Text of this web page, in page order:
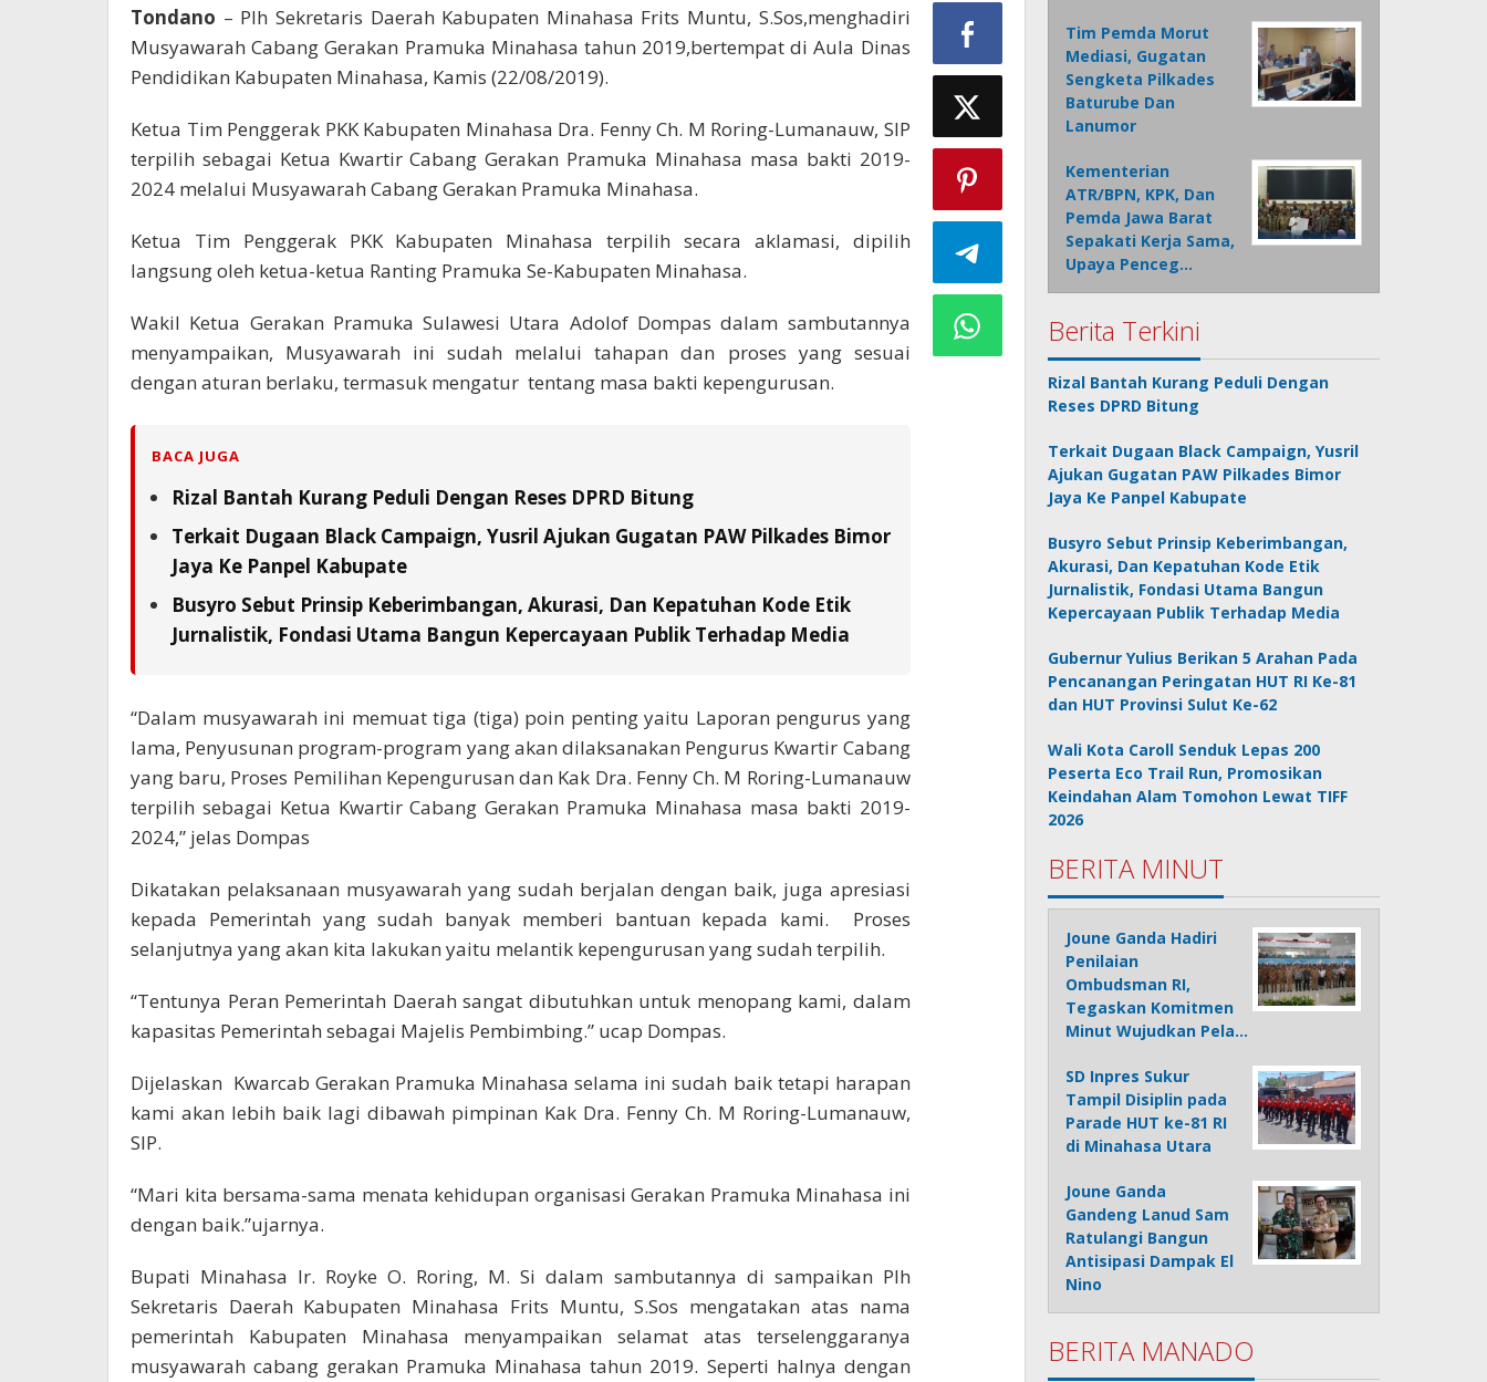
Tondano – Plh Sekretaris Daerah Kabupaten Minahasa Frits Muntu, S.Sos,menghadiri
Musyawarah Cabang Gerakan Pramuka Minahasa tahun 2019,bertempat di Aula Dinas
Pendidikan Kabupaten Minahasa, Kamis (22/08/2019).
Ketua Tim Penggerak PKK Kabupaten Minahasa Dra. Fenny Ch. M Roring-Lumanauw, SIP
terpilih sebagai Ketua Kwartir Cabang Gerakan Pramuka Minahasa masa bakti 2019-
2024 melalui Musyawarah Cabang Gerakan Pramuka Minahasa.
Ketua Tim Penggerak PKK Kabupaten Minahasa terpilih secara aklamasi, dipilih
langsung oleh ketua-ketua Ranting Pramuka Se-Kabupaten Minahasa.
Wakil Ketua Gerakan Pramuka Sulawesi Utara Adolof Dompas dalam sambutannya
menyampaikan, Musyawarah ini sudah melalui tahapan dan proses yang sesuai
dengan aturan berlaku, termasuk mengatur tentang masa bakti kepengurusan.
BACA JUGA
Rizal Bantah Kurang Peduli Dengan Reses DPRD Bitung
Terkait Dugaan Black Campaign, Yusril Ajukan Gugatan PAW Pilkades Bimor
Jaya Ke Panpel Kabupate
Busyro Sebut Prinsip Keberimbangan, Akurasi, Dan Kepatuhan Kode Etik
Jurnalistik, Fondasi Utama Bangun Kepercayaan Publik Terhadap Media
“Dalam musyawarah ini memuat tiga (tiga) poin penting yaitu Laporan pengurus yang
lama, Penyusunan program-program yang akan dilaksanakan Pengurus Kwartir Cabang
yang baru, Proses Pemilihan Kepengurusan dan Kak Dra. Fenny Ch. M Roring-Lumanauw
terpilih sebagai Ketua Kwartir Cabang Gerakan Pramuka Minahasa masa bakti 2019-
2024,” jelas Dompas
Dikatakan pelaksanaan musyawarah yang sudah berjalan dengan baik, juga apresiasi
kepada Pemerintah yang sudah banyak memberi bantuan kepada kami. Proses
selanjutnya yang akan kita lakukan yaitu melantik kepengurusan yang sudah terpilih.
“Tentunya Peran Pemerintah Daerah sangat dibutuhkan untuk menopang kami, dalam
kapasitas Pemerintah sebagai Majelis Pembimbing.” ucap Dompas.
Dijelaskan Kwarcab Gerakan Pramuka Minahasa selama ini sudah baik tetapi harapan
kami akan lebih baik lagi dibawah pimpinan Kak Dra. Fenny Ch. M Roring-Lumanauw,
SIP.
“Mari kita bersama-sama menata kehidupan organisasi Gerakan Pramuka Minahasa ini
dengan baik.”ujarnya.
Bupati Minahasa Ir. Royke O. Roring, M. Si dalam sambutannya di sampaikan Plh
Sekretaris Daerah Kabupaten Minahasa Frits Muntu, S.Sos mengatakan atas nama
pemerintah Kabupaten Minahasa menyampaikan selamat atas terselenggaranya
musyawarah cabang gerakan Pramuka Minahasa tahun 2019. Seperti halnya dengan
Tim Pemda Morut
Mediasi, Gugatan
Sengketa Pilkades
Baturube Dan
Lanumor
Kementerian
ATR/BPN, KPK, Dan
Pemda Jawa Barat
Sepakati Kerja Sama,
Upaya Penceg…
Berita Terkini
Rizal Bantah Kurang Peduli Dengan
Reses DPRD Bitung
Terkait Dugaan Black Campaign, Yusril
Ajukan Gugatan PAW Pilkades Bimor
Jaya Ke Panpel Kabupate
Busyro Sebut Prinsip Keberimbangan,
Akurasi, Dan Kepatuhan Kode Etik
Jurnalistik, Fondasi Utama Bangun
Kepercayaan Publik Terhadap Media
Gubernur Yulius Berikan 5 Arahan Pada
Pencanangan Peringatan HUT RI Ke-81
dan HUT Provinsi Sulut Ke-62
Wali Kota Caroll Senduk Lepas 200
Peserta Eco Trail Run, Promosikan
Keindahan Alam Tomohon Lewat TIFF
2026
BERITA MINUT
Joune Ganda Hadiri
Penilaian
Ombudsman RI,
Tegaskan Komitmen
Minut Wujudkan Pela…
SD Inpres Sukur
Tampil Disiplin pada
Parade HUT ke-81 RI
di Minahasa Utara
Joune Ganda
Gandeng Lanud Sam
Ratulangi Bangun
Antisipasi Dampak El
Nino
BERITA MANADO